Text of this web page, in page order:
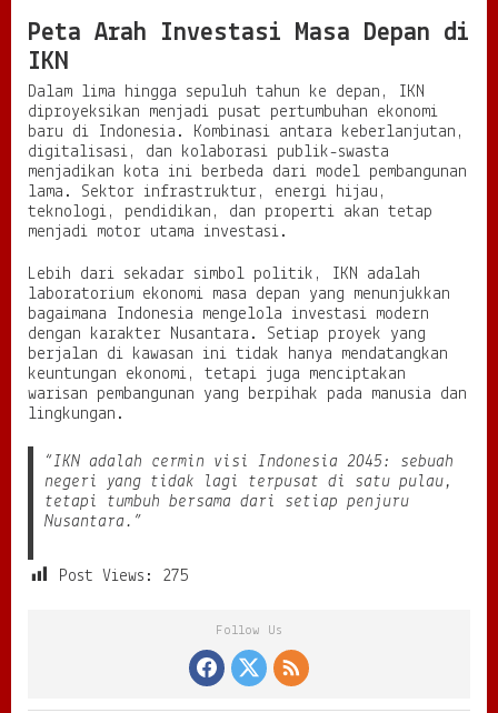
Peta Arah Investasi Masa Depan di
IKN
Dalam lima hingga sepuluh tahun ke depan, IKN
diproyeksikan menjadi pusat pertumbuhan ekonomi
baru di Indonesia. Kombinasi antara keberlanjutan,
digitalisasi, dan kolaborasi publik-swasta
menjadikan kota ini berbeda dari model pembangunan
lama. Sektor infrastruktur, energi hijau,
teknologi, pendidikan, dan properti akan tetap
menjadi motor utama investasi.
Lebih dari sekadar simbol politik, IKN adalah
laboratorium ekonomi masa depan yang menunjukkan
bagaimana Indonesia mengelola investasi modern
dengan karakter Nusantara. Setiap proyek yang
berjalan di kawasan ini tidak hanya mendatangkan
keuntungan ekonomi, tetapi juga menciptakan
warisan pembangunan yang berpihak pada manusia dan
lingkungan.
“IKN adalah cermin visi Indonesia 2045: sebuah
negeri yang tidak lagi terpusat di satu pulau,
tetapi tumbuh bersama dari setiap penjuru
Nusantara.”
Post Views: 275
Follow Us